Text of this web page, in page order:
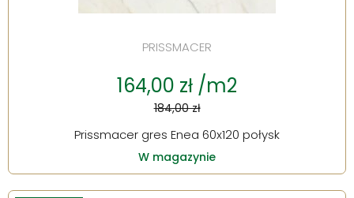
PRISSMACER
164,00 zł /m2
184,00 zł
Prissmacer gres Enea 60x120 połysk
W magazynie